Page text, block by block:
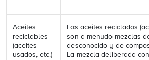
Aceites
reciclables
(aceites
usados, etc.)
Los aceites reciclados
son a menudo mezclas
desconocido y de
La mezcla deliberada